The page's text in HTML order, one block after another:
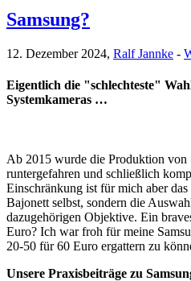
Samsung?
12. Dezember 2024, Ralf Jannke -
Eigentlich die "schlechteste"
Systemkameras …
Ab 2015 wurde die Produktion von
runtergefahren und schließlich
Einschränkung ist für mich aber
Bajonett selbst, sondern die
dazugehörigen Objektive. Ein
Euro? Ich war froh für meine
20-50 für 60 Euro ergattern zu
Unsere Praxisbeiträge zu